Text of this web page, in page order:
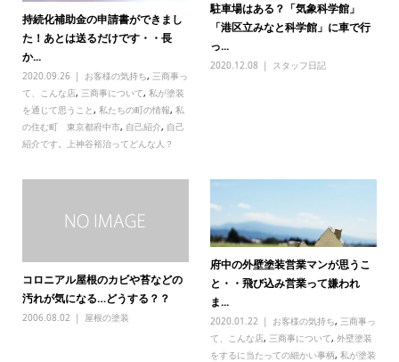
持続化補助金の申請書ができまし
た！あとは送るだけです・・長
か...
2020.09.26 お客様の気持ち, 三商事っ
て、こんな店, 三商事について, 私が塗装
を通じて思うこと, 私たちの町の情報, 私
の住む町 東京都府中市, 自己紹介, 自己
紹介です。上神谷裕治ってどんな人？
駐車場はある？「気象科学館」
「港区立みなと科学館」に車で行
っ...
2020.12.08 スタッフ日記
コロニアル屋根のカビや苔などの
汚れが気になる…どうする？？
2006.08.02 屋根の塗装
府中の外壁塗装営業マンが思うこ
と・・飛び込み営業って嫌われ
ま...
2020.01.22 お客様の気持ち, 三商事っ
て、こんな店, 三商事について,外壁塗装
をするに当たっての細かい事柄,私が塗装